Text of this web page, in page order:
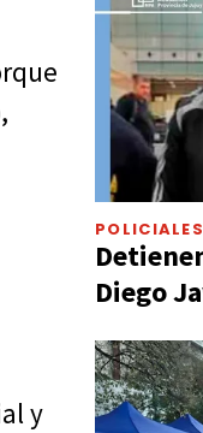
y
POLICIALES
Diego